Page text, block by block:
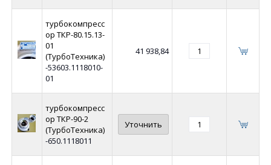
турбокомпресс
ор ТКР-80.15.13-
01
(ТурбоТехника)
-53603.1118010-
01
41 938,84
турбокомпресс
ор ТКР-90-2
(ТурбоТехника)
-650.1118011
Уточнить